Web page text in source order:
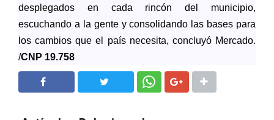
desplegados en cada rincón del municipio,
escuchando a la gente y consolidando las bases para
los cambios que el país necesita, concluyó Mercado.
/CNP 19.758